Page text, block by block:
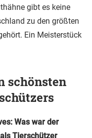
gibt es keine
zu den größten
Ein Meisterstück
schönsten
Was war der
Tierschützer